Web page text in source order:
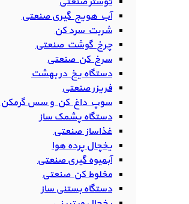
آب هویج گیری صنعتی
شربت سرد کن
چرخ گوشت صنعتی
سرخ کن صنعتی
دستگاه یخ در بهشت
فریزر صنعتی
سوپ داغ کن و سس گرمکن
دستگاه پشمک ساز
غذاساز صنعتی
یخچال پرده هوا
آبمیوه گیری صنعتی
مخلوط کن صنعتی
دستگاه بستنی ساز